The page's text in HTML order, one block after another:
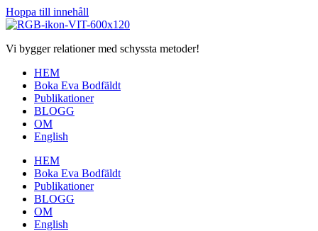
Hoppa till innehåll
Vi bygger relationer med schyssta metoder!
HEM
Boka Eva Bodfäldt
Publikationer
BLOGG
OM
English
HEM
Boka Eva Bodfäldt
Publikationer
BLOGG
OM
English